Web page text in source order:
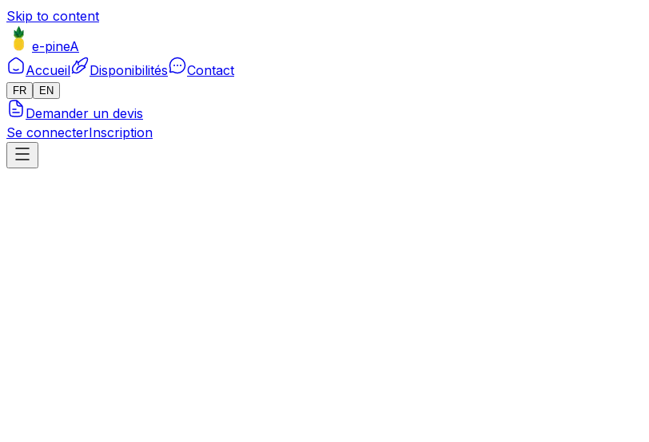
Skip to content
e-pineA
Accueil
Disponibilités Contact
FR EN
Demander un devis
Se connecterInscription